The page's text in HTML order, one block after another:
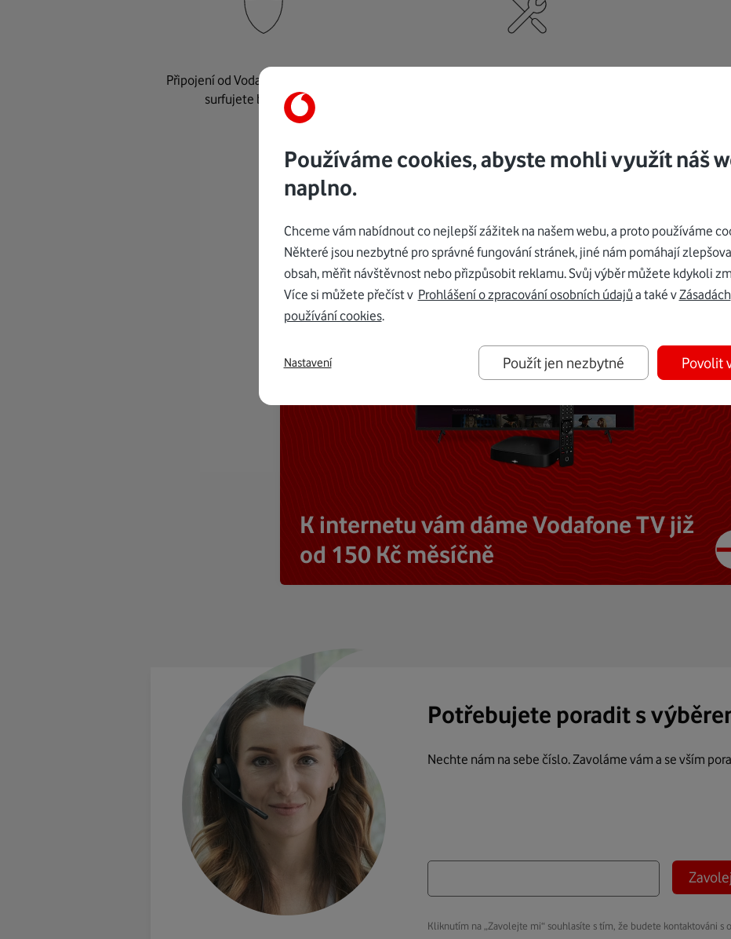
Připojení od Vodafonu je
surfujete bez starostí.
K
K internetu vám dáme Vodafone TV již
od 150 Kč měsíčně
Potřebujete poradit s
Nechte nám na sebe číslo. Zavoláme vám a se vším
Kliknutím na „Zavolejte mi“ souhlasíte s tím, že budete kontaktováni s
Používáme cookies, abyste mohli využít náš
naplno.
Chceme vám nabídnout co nejlepší zážitek na našem webu, a proto používáme
Některé jsou nezbytné pro správné fungování stránek, jiné nám pomáhají
obsah, měřit návštěvnost nebo přizpůsobit reklamu. Svůj výběr můžete kdykoli
Více si můžete přečíst v Prohlášení o zpracování osobních údajů a také vZásadách
používání cookies.
Použít jen nezbytné Povolit
Nastavení